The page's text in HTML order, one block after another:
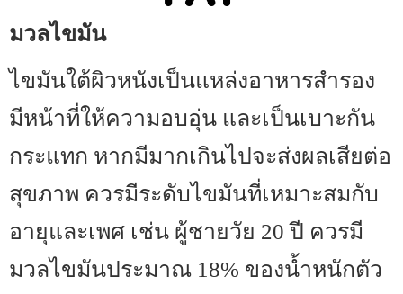
มวลไขมัน
ไขมันใต้ผิวหนังเป็นแหล่งอาหารสำรอง
มีหน้าที่ให้ความอบอุ่น และเป็นเบาะกัน
กระแทก หากมีมากเกินไปจะส่งผลเสียต่อ
สุขภาพ ควรมีระดับไขมันที่เหมาะสมกับ
อายุและเพศ เช่น ผู้ชายวัย 20 ปี ควรมี
มวลไขมันประมาณ 18% ของน้ำหนักตัว